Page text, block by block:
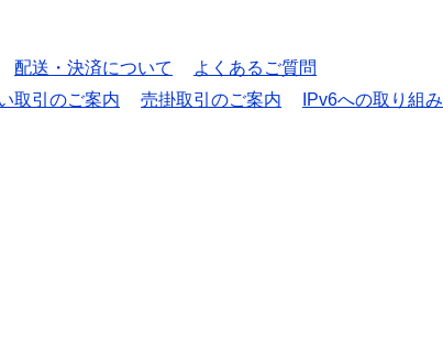
配送・決済について
よくあるご質問
取引のご案内 売掛取引のご案内
IPv6への取り組み